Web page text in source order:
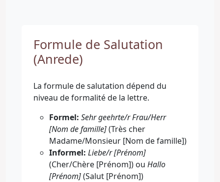
Formule de Salutation
(Anrede)
La formule de salutation dépend du
Formel: Sehr geehrte/r Frau/Herr
[Nom de famille](Très cher
Madame/Monsieur [Nom de famille])
Informel: Liebe/r [Prénom]
(Cher/Chère [Prénom]) ou Hallo
[Prénom](Salut [Prénom])